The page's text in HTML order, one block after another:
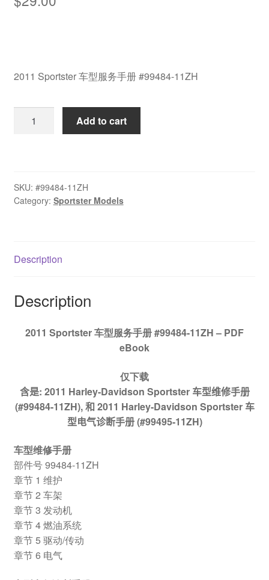
2011 Sportster 车型服务手册 #99484-11ZH
2011
务
手
quantity
Add to cart
SKU: #99484-11ZH
Category: Sportster Models
Description
Description
2011 Sportster 车型服务手册 #99484-11ZH – PDF
eBook
仅下载
含是: 2011 Harley-Davidson Sportster 车型维修手册
(#99484-11ZH), 和 2011 Harley-Davidson Sportster 车
型电气诊断手册 (#99495-11ZH)
车型维修手册
部件号 99484-11ZH
章节 1 维护
章节 2 车架
章节 3 发动机
章节 4 燃油系统
章节 5 驱动/传动
章节 6 电气